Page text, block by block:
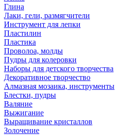
Глина
Лаки, гели, размягчители
Инструмент для лепки
Пластилин
Пластика
Проволоа, молды
Пудры для колеровки
Наборы для детского творчества
Декоративное творчество
Алмазная мозаика, инструменты
Блестки, пудры
Валяние
Выжигание
Выращивание кристаллов
Золочение